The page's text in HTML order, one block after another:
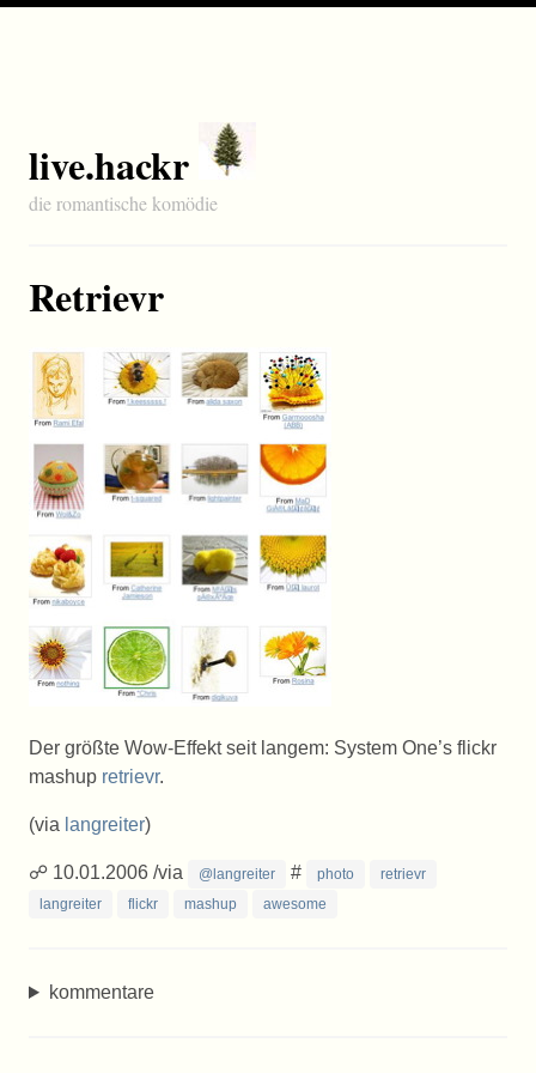
live.hackr
die romantische komödie
Retrievr
Der größte Wow-Effekt seit langem: System One’s flickr
mashup retrievr.
(via langreiter)
☍ 10.01.2006 /via @langreiter # photo
retrievr
langreiter
flickr mashup awesome
kommentare